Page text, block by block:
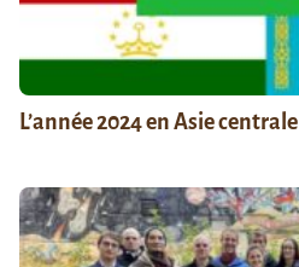
L’année 2024 en Asie centrale